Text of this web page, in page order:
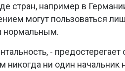
стран, например в
могут пользоваться
нормальным.
-
никогда ни один начальник